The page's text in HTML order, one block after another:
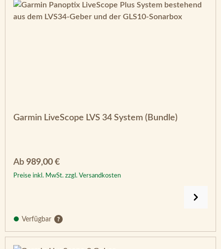
Garmin LiveScope LVS 34 System (Bundle)
Regulärer Preis:
Ab 989,00 €
Preise inkl. MwSt. zzgl. Versandkosten
Verfügbar